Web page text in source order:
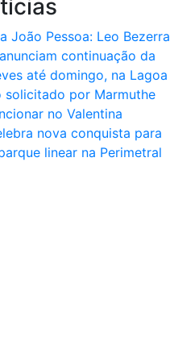
João Pessoa: Leo Bezerra
continuação da
até domingo, na Lagoa
solicitado por Marmuthe
no Valentina
nova conquista para
linear na Perimetral